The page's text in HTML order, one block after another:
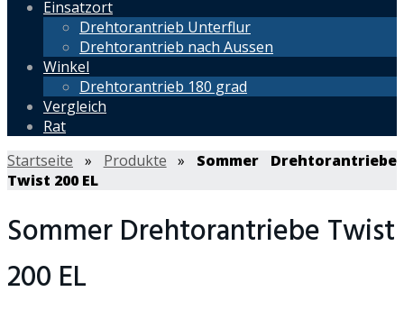
Einsatzort
Drehtorantrieb Unterflur
Drehtorantrieb nach Aussen
Winkel
Drehtorantrieb 180 grad
Vergleich
Rat
Startseite » Produkte » Sommer Drehtorantriebe
Twist 200 EL
Sommer Drehtorantriebe Twist
200 EL